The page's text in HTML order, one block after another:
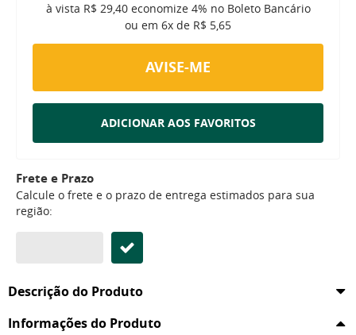
à vista R$ 29,40economize 4% no Boleto Bancário
ou em 6x de R$ 5,65
AVISE-ME
ADICIONAR AOS FAVORITOS
Frete e Prazo
Calcule o frete e o prazo de entrega estimados para sua
região:
Descrição do Produto
Informações do Produto